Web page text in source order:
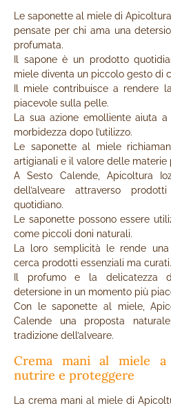
Le saponette al miele di
pensate per chi ama una
profumata.
Il sapone è un prodotto
miele diventa un piccolo gesto di
Il miele contribuisce a rendere
piacevole sulla pelle.
La sua azione emolliente aiuta
morbidezza dopo l’utilizzo.
Le saponette al miele
artigianali e il valore delle materie
A Sesto Calende, Apicoltura
dell’alveare attraverso
quotidiano.
Le saponette possono essere
come piccoli doni naturali.
La loro semplicità le rende
cerca prodotti essenziali ma curati.
Il profumo e la delicatezza
detersione in un momento più
Con le saponette al miele,
Calende una proposta
tradizione dell’alveare.
Crema mani al miele
nutrire e proteggere
La crema mani al miele di